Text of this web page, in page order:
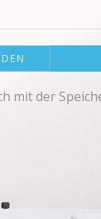
mit der